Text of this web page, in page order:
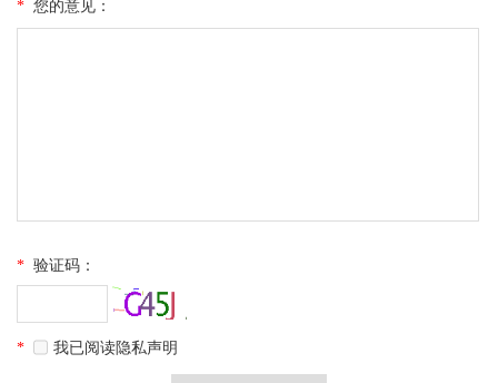
* 您的意见：
* 验证码：
* 我已阅读隐私声明